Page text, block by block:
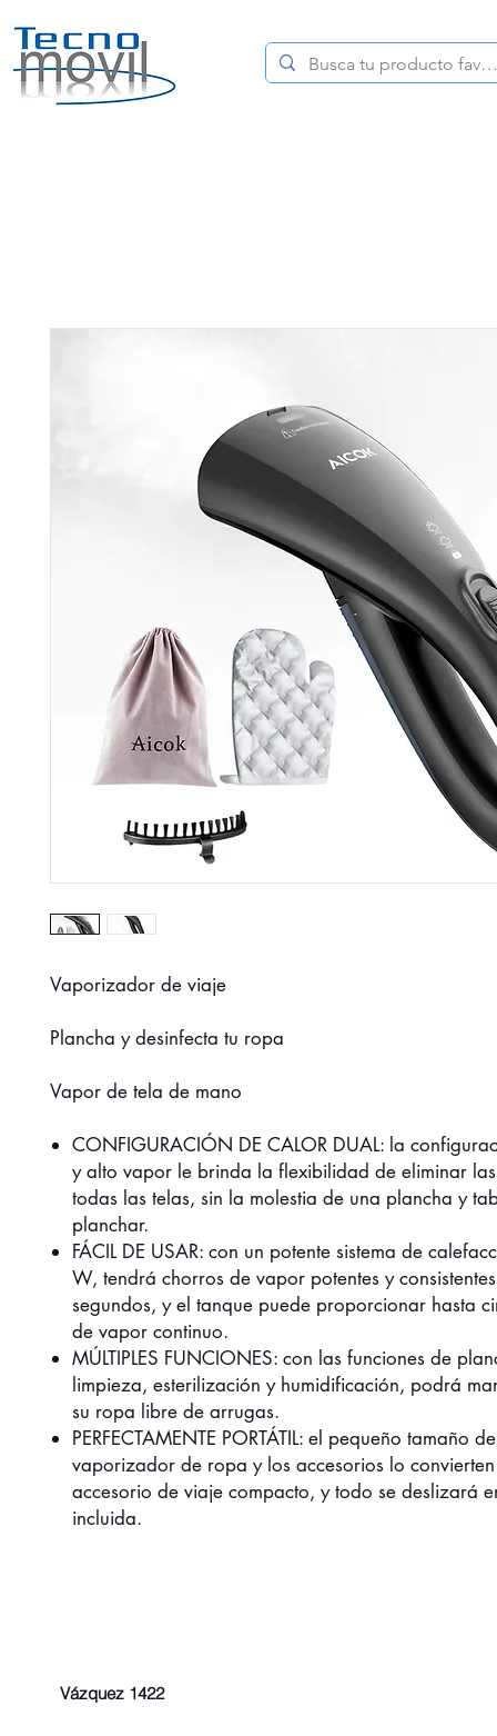
Vaporizador de viaje
Plancha y desinfecta tu ropa
Vapor de tela de mano
CONFIGURACIÓN DE CALOR DUAL: la
y alto vapor le brinda la flexibilidad de eliminar
todas las telas, sin la molestia de una plancha y
planchar.
FÁCIL DE USAR: con un potente sistema de
W, tendrá chorros de vapor potentes y
segundos, y el tanque puede proporcionar hasta
de vapor continuo.
MÚLTIPLES FUNCIONES: con las funciones de
limpieza, esterilización y humidificación, podrá
su ropa libre de arrugas.
PERFECTAMENTE PORTÁTIL: el pequeño tamaño
vaporizador de ropa y los accesorios lo
accesorio de viaje compacto, y todo se deslizará
incluida.
Vázquez 1422